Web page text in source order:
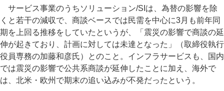
サービス事業のうちソリューション/SIは、為替の影響を除
くと若干の減収で、商談ベースでは民需を中心に3月も前年同
期を上回る推移をしていたというが、「震災の影響で商談の延
伸が起きており、計画に対しては未達となった」（取締役執行
役員専務の加藤和彦氏）とのこと。インフラサービスも、国内
では震災の影響で公共系商談が延伸したことに加え、海外で
は、北米・欧州で期末の追い込みが不発だったという。